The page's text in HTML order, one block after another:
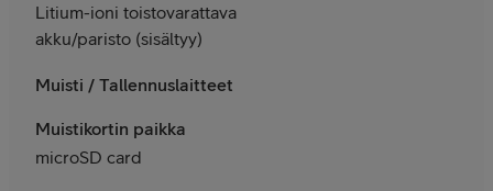
Litium-ioni toistovarattava
akku/paristo (sisältyy)
Muisti / Tallennuslaitteet
Muistikortin paikka
microSD card